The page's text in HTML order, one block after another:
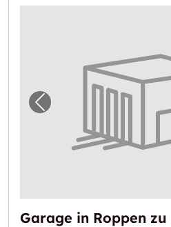
Vorheriges Bild für
Garage in Roppen